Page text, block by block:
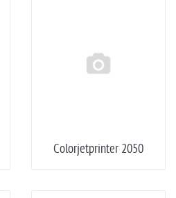
Colorjetprinter 2050